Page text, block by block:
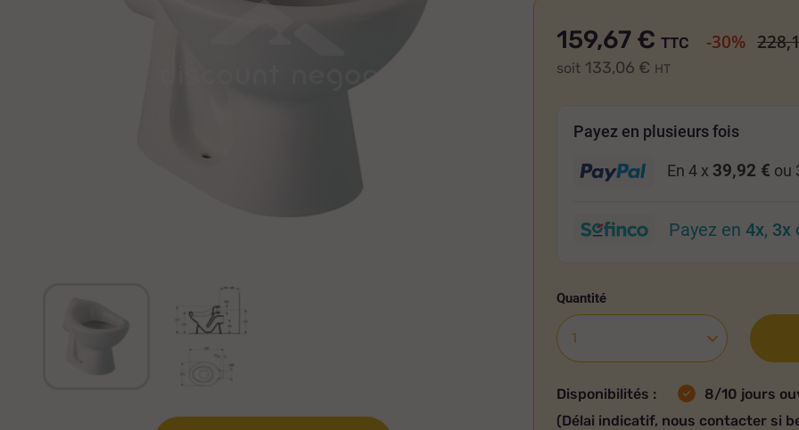
159,67 €
soit 133,06 € HT
TTC -30%
Payez en plusieurs fois
En 4 x 39,92 € ou
Payez en4x, 3x
Quantité
Disponibilités :
8/10 jours
(Délai indicatif, nous contacter si